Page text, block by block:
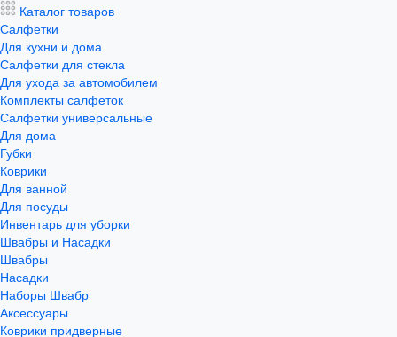
Каталог товаров
Салфетки
Для кухни и дома
Салфетки для стекла
Для ухода за автомобилем
Комплекты салфеток
Салфетки универсальные
Для дома
Губки
Коврики
Для ванной
Для посуды
Инвентарь для уборки
Швабры и Насадки
Швабры
Насадки
Наборы Швабр
Аксессуары
Коврики придверные